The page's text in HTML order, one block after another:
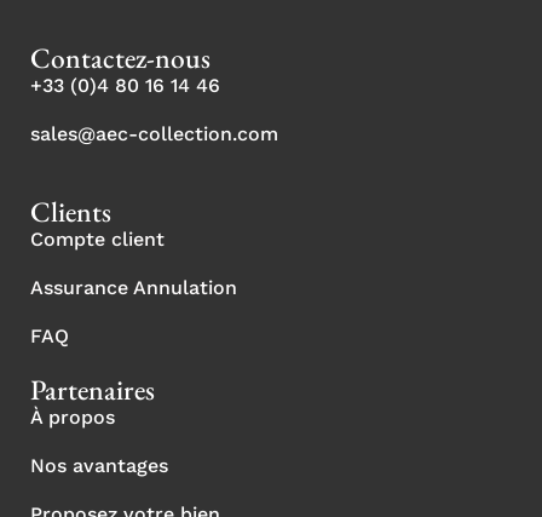
Contactez-nous
+33 (0)4 80 16 14 46
sales@aec-collection.com
Clients
Compte client
Assurance Annulation
FAQ
Partenaires
À propos
Nos avantages